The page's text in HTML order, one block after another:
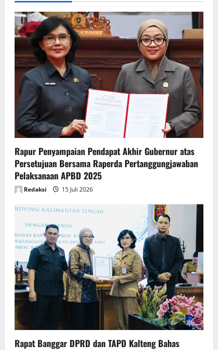
i
g
a
t
i
o
n
Rapur Penyampaian Pendapat Akhir Gubernur atas
Persetujuan Bersama Raperda Pertanggungjawaban
Pelaksanaan APBD 2025
Redaksi 15 Juli 2026
Rapat Banggar DPRD dan TAPD Kalteng Bahas